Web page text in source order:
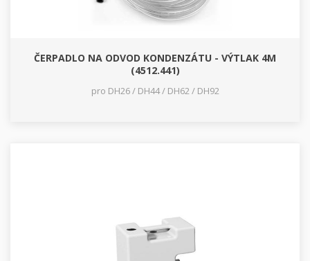
ČERPADLO NA ODVOD KONDENZÁTU - VÝTLAK 4M
(4512.441)
pro DH26 / DH44 / DH62 / DH92